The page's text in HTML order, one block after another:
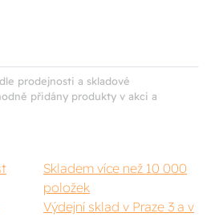
prodejnosti a skladové
přidány produkty v akci a
Skladem více než 10 000
položek
Výdejní sklad v Praze 3 a v